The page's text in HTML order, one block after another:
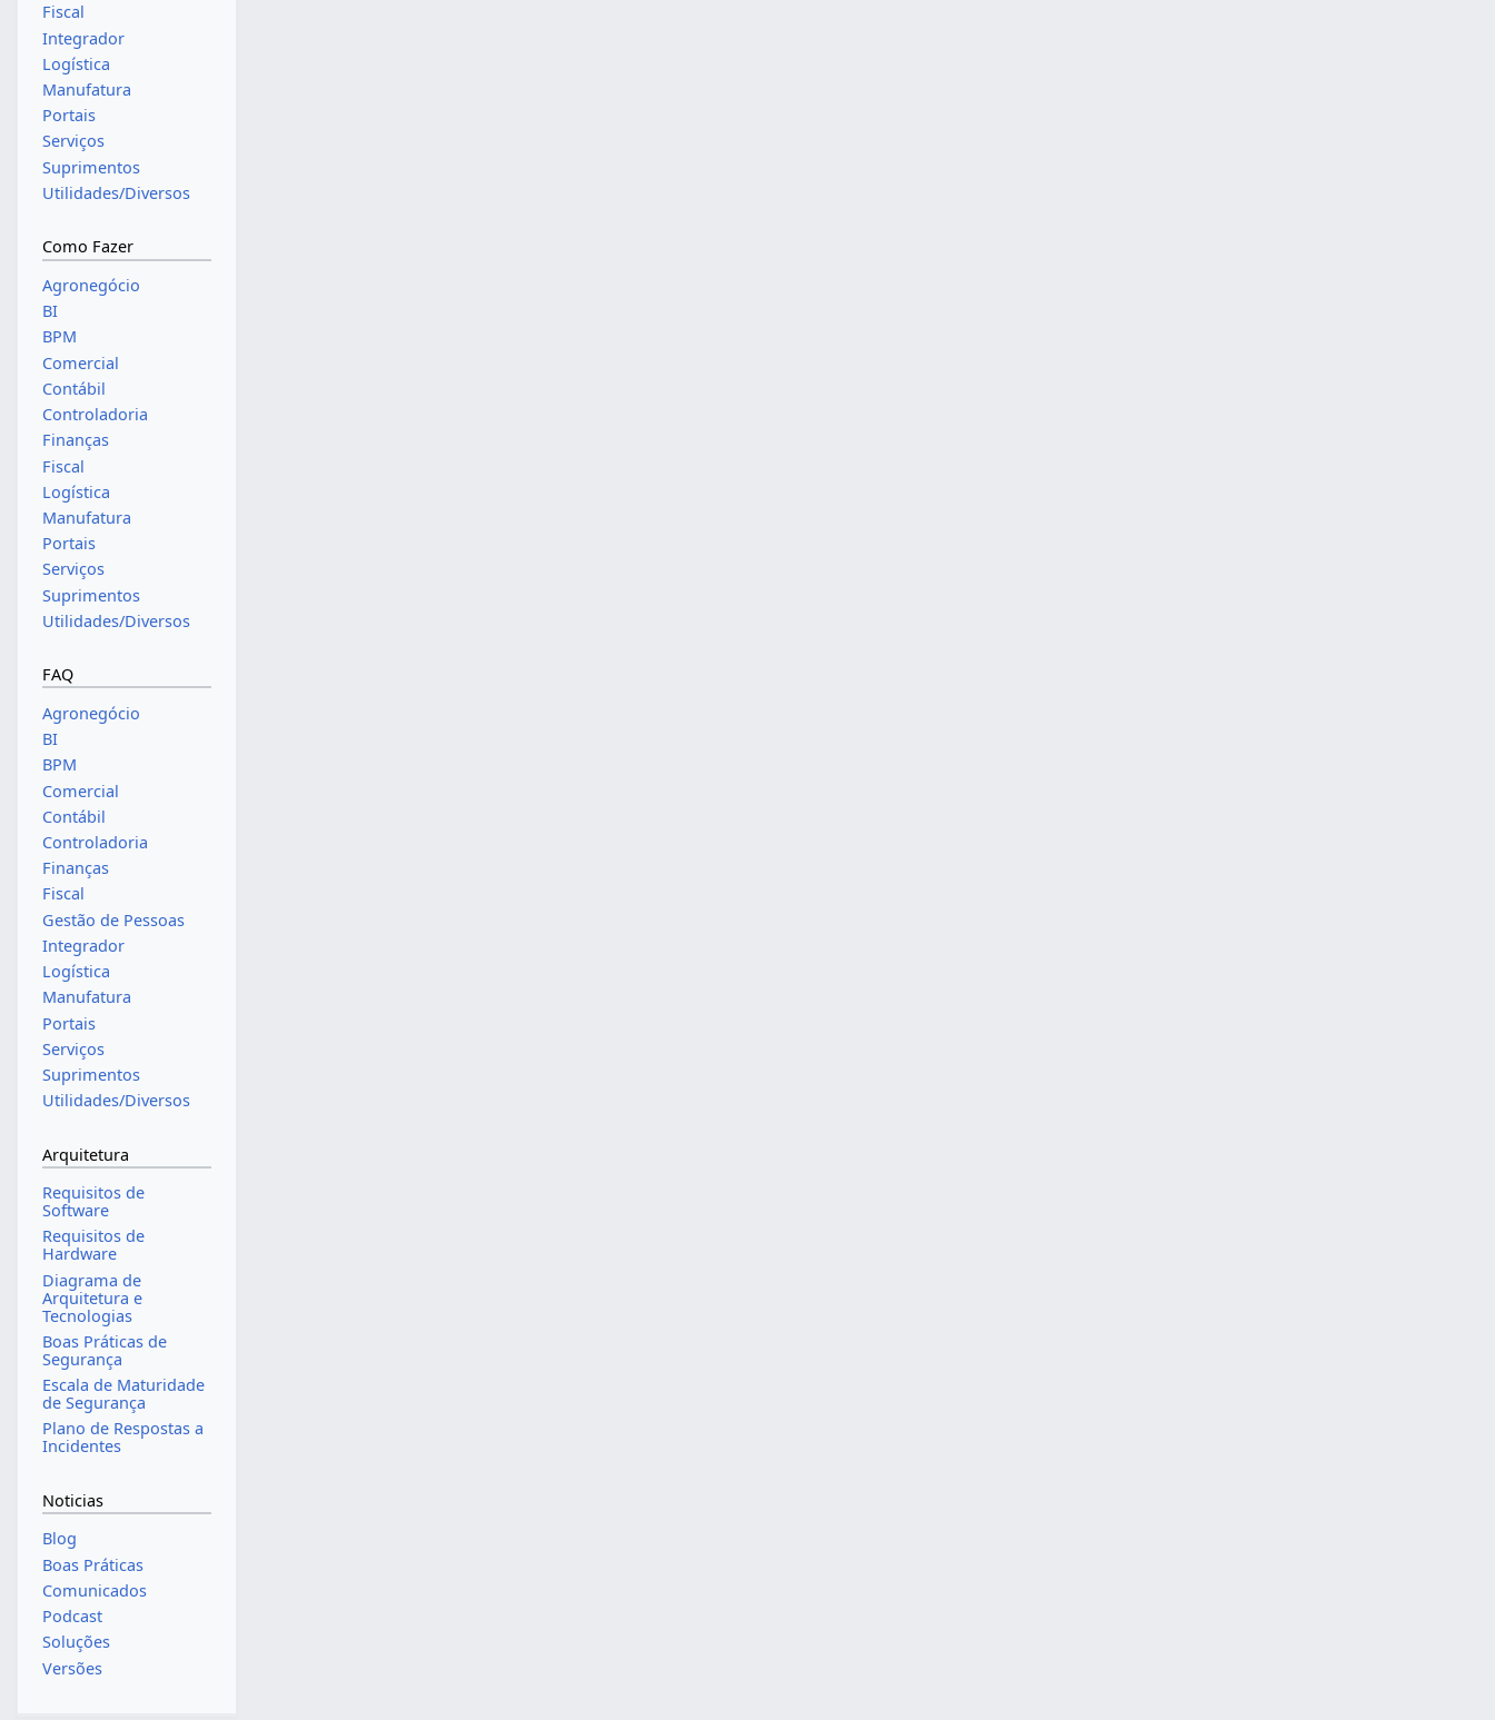
Fiscal
Integrador
Logística
Manufatura
Portais
Serviços
Suprimentos
Utilidades/Diversos
Como Fazer
Agronegócio
BI
BPM
Comercial
Contábil
Controladoria
Finanças
Fiscal
Logística
Manufatura
Portais
Serviços
Suprimentos
Utilidades/Diversos
FAQ
Agronegócio
BI
BPM
Comercial
Contábil
Controladoria
Finanças
Fiscal
Gestão de Pessoas
Integrador
Logística
Manufatura
Portais
Serviços
Suprimentos
Utilidades/Diversos
Arquitetura
Requisitos de
Software
Requisitos de
Hardware
Diagrama de
Arquitetura e
Tecnologias
Boas Práticas de
Segurança
Escala de Maturidade
de Segurança
Plano de Respostas a
Incidentes
Noticias
Blog
Boas Práticas
Comunicados
Podcast
Soluções
Versões